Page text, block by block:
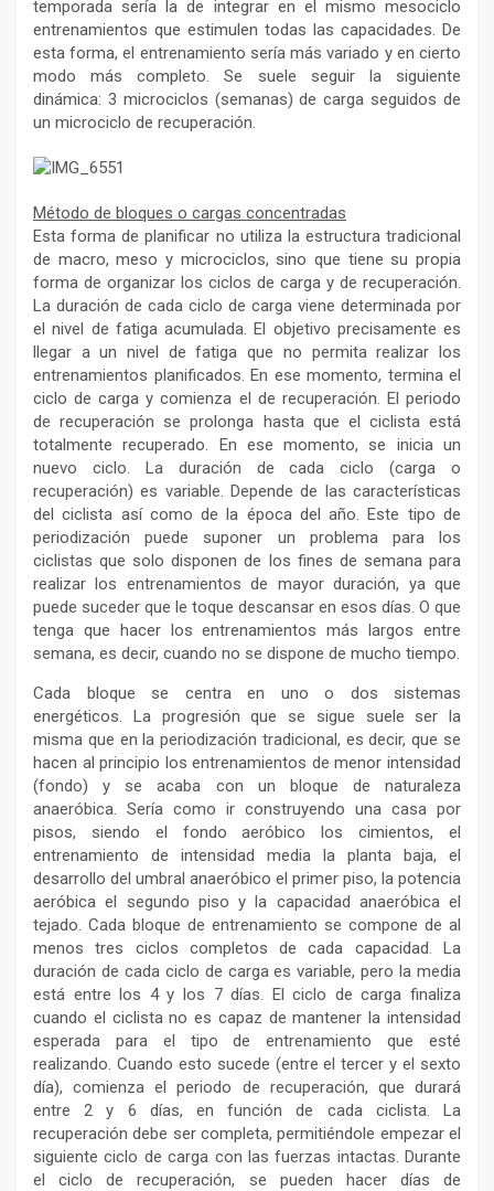
temporada sería la de integrar en el mismo mesociclo
entrenamientos que estimulen todas las capacidades. De
esta forma, el entrenamiento sería más variado y en cierto
modo más completo. Se suele seguir la siguiente
dinámica: 3 microciclos (semanas) de carga seguidos de
un microciclo de recuperación.
Método de bloques o cargas concentradas
Esta forma de planificar no utiliza la estructura tradicional
de macro, meso y microciclos, sino que tiene su propia
forma de organizar los ciclos de carga y de recuperación.
La duración de cada ciclo de carga viene determinada por
el nivel de fatiga acumulada. El objetivo precisamente es
llegar a un nivel de fatiga que no permita realizar los
entrenamientos planificados. En ese momento, termina el
ciclo de carga y comienza el de recuperación. El periodo
de recuperación se prolonga hasta que el ciclista está
totalmente recuperado. En ese momento, se inicia un
nuevo ciclo. La duración de cada ciclo (carga o
recuperación) es variable. Depende de las características
del ciclista así como de la época del año. Este tipo de
periodización puede suponer un problema para los
ciclistas que solo disponen de los fines de semana para
realizar los entrenamientos de mayor duración, ya que
puede suceder que le toque descansar en esos días. O que
tenga que hacer los entrenamientos más largos entre
semana, es decir, cuando no se dispone de mucho tiempo.
Cada bloque se centra en uno o dos sistemas
energéticos. La progresión que se sigue suele ser la
misma que en la periodización tradicional, es decir, que se
hacen al principio los entrenamientos de menor intensidad
(fondo) y se acaba con un bloque de naturaleza
anaeróbica. Sería como ir construyendo una casa por
pisos, siendo el fondo aeróbico los cimientos, el
entrenamiento de intensidad media la planta baja, el
desarrollo del umbral anaeróbico el primer piso, la potencia
aeróbica el segundo piso y la capacidad anaeróbica el
tejado. Cada bloque de entrenamiento se compone de al
menos tres ciclos completos de cada capacidad. La
duración de cada ciclo de carga es variable, pero la media
está entre los 4 y los 7 días. El ciclo de carga finaliza
cuando el ciclista no es capaz de mantener la intensidad
esperada para el tipo de entrenamiento que esté
realizando. Cuando esto sucede (entre el tercer y el sexto
día), comienza el periodo de recuperación, que durará
entre 2 y 6 días, en función de cada ciclista. La
recuperación debe ser completa, permitiéndole empezar el
siguiente ciclo de carga con las fuerzas intactas. Durante
el ciclo de recuperación, se pueden hacer días de